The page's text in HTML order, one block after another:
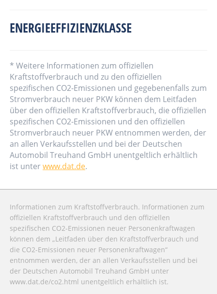
ENERGIEEFFIZIENZKLASSE
* Weitere Informationen zum offiziellen
Kraftstoffverbrauch und zu den offiziellen
spezifischen CO2-Emissionen und gegebenenfalls zum
Stromverbrauch neuer PKW können dem Leitfaden
über den offiziellen Kraftstoffverbrauch, die offiziellen
spezifischen CO2-Emissionen und den offiziellen
Stromverbrauch neuer PKW entnommen werden, der
an allen Verkaufsstellen und bei der Deutschen
Automobil Treuhand GmbH unentgeltlich erhältlich
ist unterwww.dat.de.
Informationen zum Kraftstoffverbrauch. Informationen zum
offiziellen Kraftstoffverbrauch und den offiziellen
spezifischen CO2-Emissionen neuer Personenkraftwagen
können dem „Leitfaden über den Kraftstoffverbrauch und
die CO2-Emissionen neuer Personenkraftwagen“
entnommen werden, der an allen Verkaufsstellen und bei
der Deutschen Automobil Treuhand GmbH unter
www.dat.de/co2.html unentgeltlich erhältlich ist.